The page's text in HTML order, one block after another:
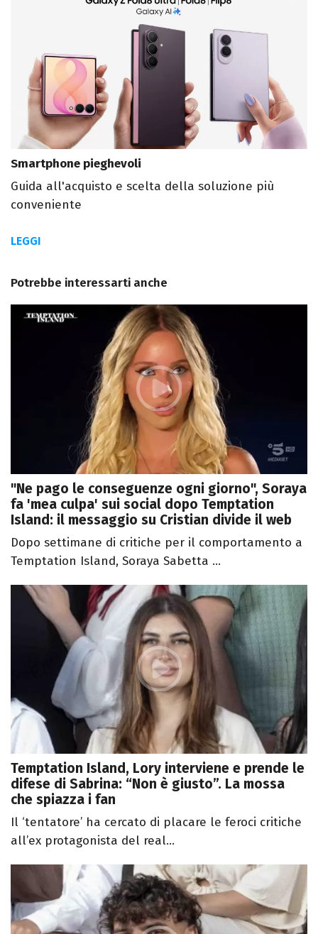
Smartphone pieghevoli
Guida all'acquisto e scelta della soluzione più
conveniente
LEGGI
Potrebbe interessarti anche
"Ne pago le conseguenze ogni giorno", Soraya
fa 'mea culpa' sui social dopo Temptation
Island: il messaggio su Cristian divide il web
Dopo settimane di critiche per il comportamento a
Temptation Island, Soraya Sabetta ...
Temptation Island, Lory interviene e prende le
difese di Sabrina: “Non è giusto”. La mossa
che spiazza i fan
Il ‘tentatore’ ha cercato di placare le feroci critiche
all’ex protagonista del real...